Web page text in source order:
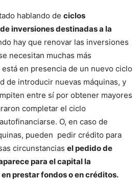
hablando de ciclos
inversiones destinadas a la
hay que renovar las inversiones
necesitan muchas más
en presencia de un nuevo ciclo
de introducir nuevas máquinas, y
entre sí por obtener mayores
completar el ciclo
O, en caso de
pueden pedir crédito para
circunstancias el pedido de
para el capital la
prestar fondos o en créditos.